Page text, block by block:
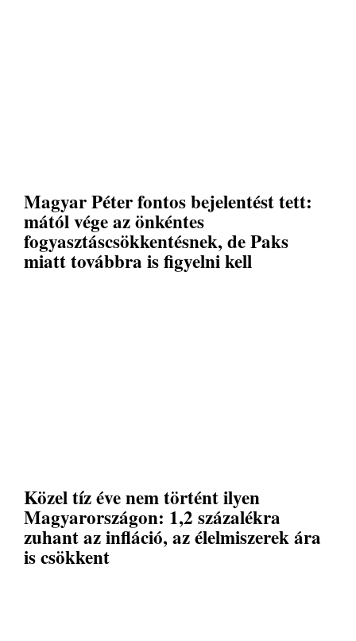
Magyar Péter fontos bejelentést tett:
mától vége az önkéntes
fogyasztáscsökkentésnek, de Paks
miatt továbbra is figyelni kell
Közel tíz éve nem történt ilyen
Magyarországon: 1,2 százalékra
zuhant az infláció, az élelmiszerek ára
is csökkent